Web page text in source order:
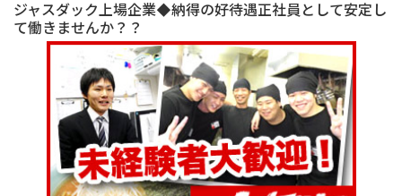
ジャスダック上場企業◆納得の好待遇正社員として安定し
て働きませんか？？